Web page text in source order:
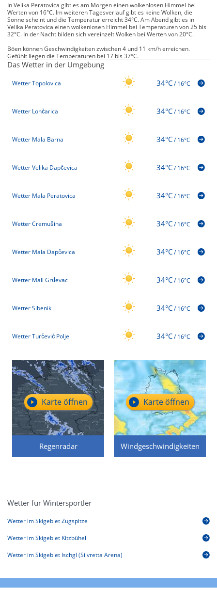
In Velika Peratovica gibt es am Morgen einen wolkenlosen Himmel bei
Werten von 16°C. Im weiteren Tagesverlauf gibt es keine Wolken, die
Sonne scheint und die Temperatur erreicht 34°C. Am Abend gibt es in
Velika Peratovica einen wolkenlosen Himmel bei Temperaturen von 25 bis
32°C. In der Nacht bilden sich vereinzelt Wolken bei Werten von 20°C.
Böen können Geschwindigkeiten zwischen 4 und 11 km/h erreichen.
Gefühlt liegen die Temperaturen bei 17 bis 37°C.
Das Wetter in der Umgebung
Wetter Topolovica 34°C/16°C
Wetter Lončarica 34°C/16°C
Wetter Mala Barna 34°C/16°C
Wetter Velika Dapčevica 34°C/16°C
Wetter Mala Peratovica 34°C/16°C
Wetter Cremušina 34°C/16°C
Wetter Mala Dapčevica 34°C/16°C
Wetter Mali Grđevac 34°C/16°C
Wetter Sibenik 34°C/16°C
Wetter Turčević Polje 34°C/16°C
Regenradar
Karte öffnen
Windgeschwindigkeiten
Karte öffnen
Wetter für Wintersportler
Wetter im Skigebiet Zugspitze
Wetter im Skigebiet Kitzbühel
Wetter im Skigebiet Ischgl (Silvretta Arena)